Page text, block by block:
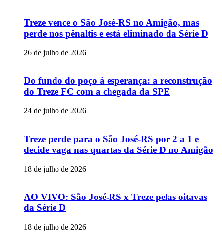
Treze vence o São José-RS no Amigão, mas
perde nos pênaltis e está eliminado da Série D
26 de julho de 2026
Do fundo do poço à esperança: a reconstrução
do Treze FC com a chegada da SPE
24 de julho de 2026
Treze perde para o São José-RS por 2 a 1 e
decide vaga nas quartas da Série D no Amigão
18 de julho de 2026
AO VIVO: São José-RS x Treze pelas oitavas
da Série D
18 de julho de 2026